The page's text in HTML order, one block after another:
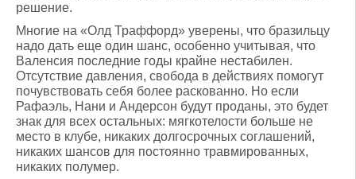
решение.
Многие на «Олд Траффорд» уверены, что бразильцу
надо дать еще один шанс, особенно учитывая, что
Валенсия последние годы крайне нестабилен.
Отсутствие давления, свобода в действиях помогут
почувствовать себя более раскованно. Но если
Рафаэль, Нани и Андерсон будут проданы, это будет
знак для всех остальных: мягкотелости больше не
место в клубе, никаких долгосрочных соглашений,
никаких шансов для постоянно травмированных,
никаких полумер.